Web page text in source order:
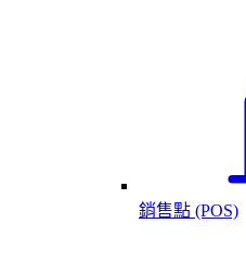
銷售點 (POS)